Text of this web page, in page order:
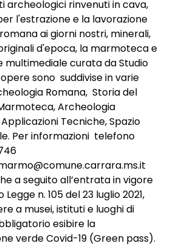
archeologici rinvenuti in cava,
l'estrazione e la lavorazione
ai giorni nostri, minerali,
d'epoca, la marmoteca e
multimediale curata da Studio
sono suddivise in varie
Romana, Storia del
Archeologia
Tecniche, Spazio
Per informazioni telefono
a seguito all’entrata in vigore
n. 105 del 23 luglio 2021,
a musei, istituti e luoghi di
esibire la
verde Covid-19 (Green pass).